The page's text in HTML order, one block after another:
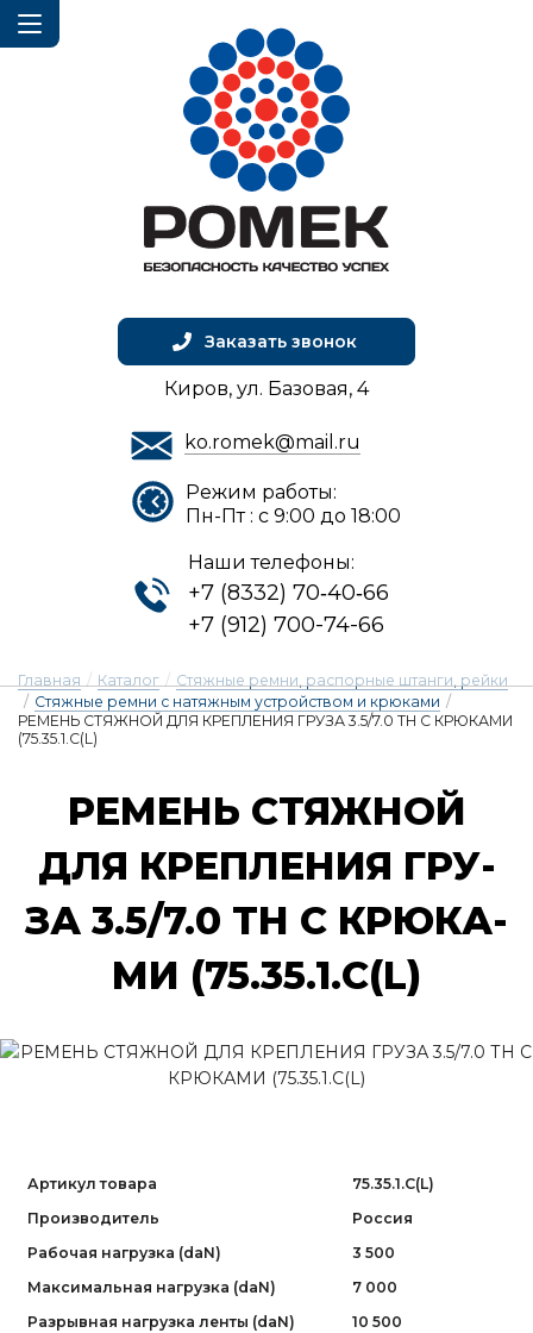
Наши телефоны:
+7 (8332) 70‑40‑66
+7 (912) 700-74-66
ko.romek@mail.ru
Режим работы:
Пн-Пт : с 9:00 до 18:00
Заказать звонок
Киров, ул. Базовая, 4
Главная / Каталог / Стяжные ремни, распорные штанги, рейки
/ Стяжные ремни с натяжным устройством и крюками /
РЕМЕНЬ СТЯЖНОЙ ДЛЯ КРЕПЛЕНИЯ ГРУЗА 3.5/7.0 ТН С КРЮКАМИ
(75.35.1.C(L)
РЕ­МЕНЬ СТЯЖ­НОЙ
ДЛЯ КРЕП­ЛЕ­НИЯ ГРУ­
ЗА 3.5/7.0 ТН С КРЮ­КА­
МИ (75.35.1.C(L)
Артикул товара
75.35.1.C(L)
Производитель
Россия
Рабочая нагрузка (daN)
3 500
Максимальная нагрузка (daN)
7 000
Разрывная нагрузка ленты (daN)
10 500